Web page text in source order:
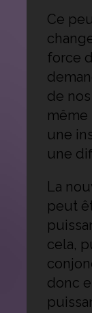
Ce
force
de
une
une
La
peut
cela,
donc